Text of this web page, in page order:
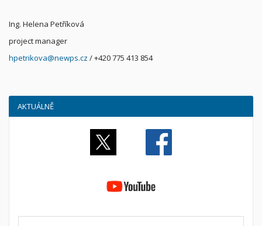
Ing. Helena Petříková
project manager
hpetrikova@newps.cz / +420 775 413 854
AKTUÁLNĚ